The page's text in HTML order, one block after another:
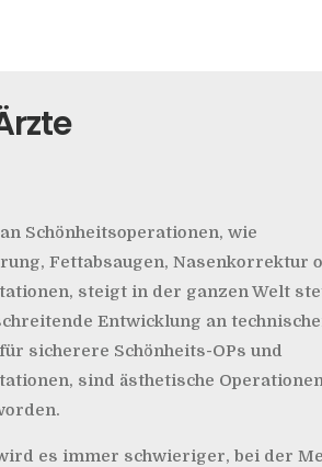
Schönheitsoperationen, wie
Fettabsaugen, Nasenkorrektur
steigt in der ganzen Welt
Entwicklung an
sicherere Schönheits-OPs und
sind ästhetische
es immer schwieriger, bei der